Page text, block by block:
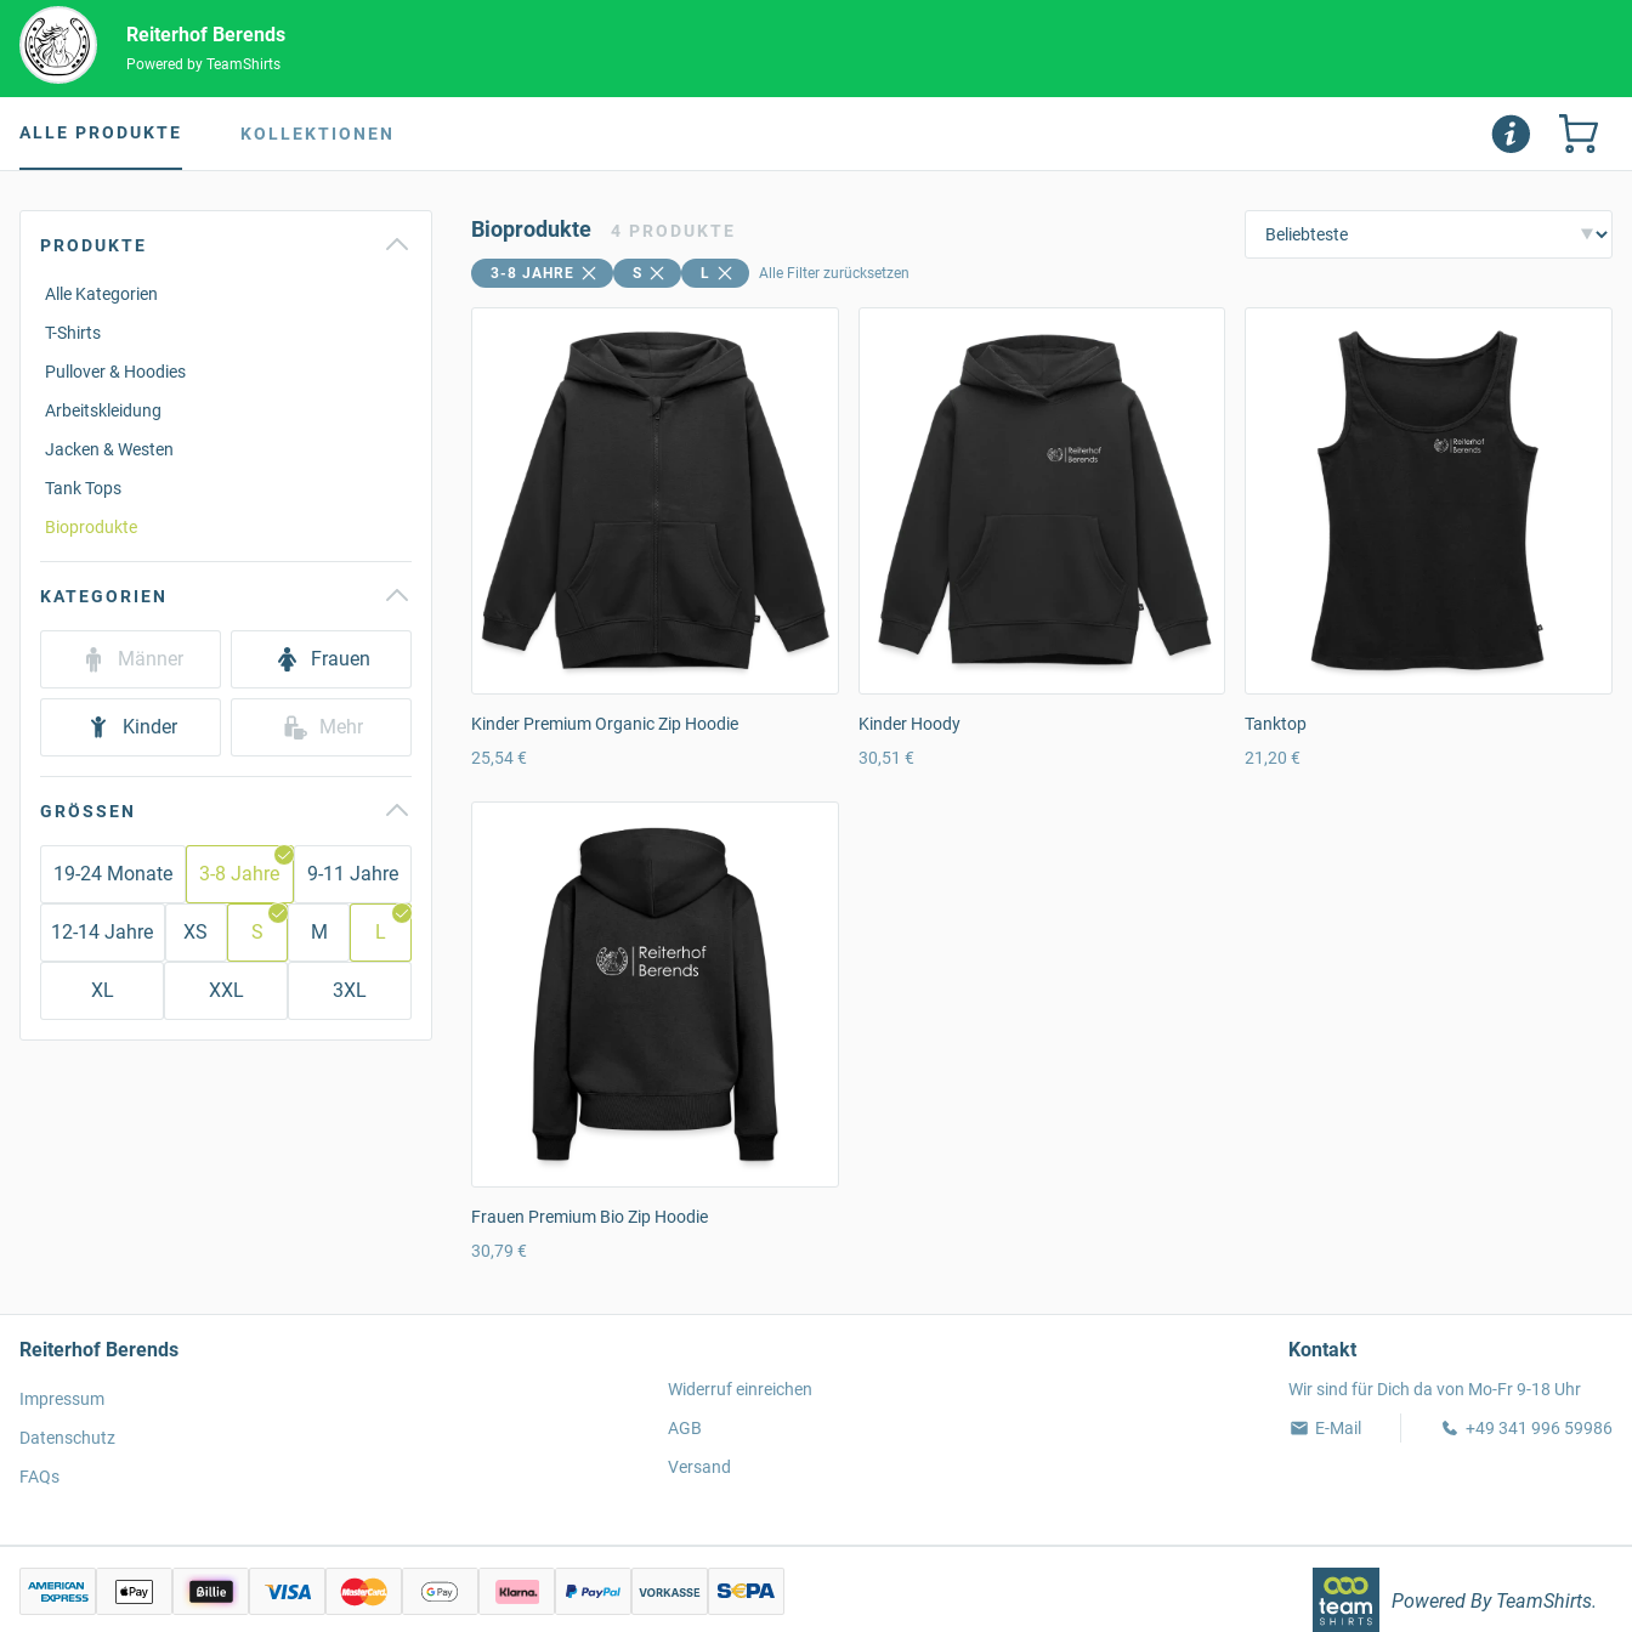
Reiterhof Berends
Powered by TeamShirts
ALLE PRODUKTE KOLLEKTIONEN
PRODUKTE
Alle Kategorien
T-Shirts
Pullover & Hoodies
Arbeitskleidung
Jacken & Westen
Tank Tops
Bioprodukte
KATEGORIEN
Männer Frauen
Kinder Mehr
GRÖSSEN
19-24 Monate 3-8 Jahre 9-11 Jahre
12-14 Jahre XS S M L
XL XXL 3XL
Bioprodukte 4 PRODUKTE
3-8 JAHRE S L Alle Filter zurücksetzen
Kinder Premium Organic Zip Hoodie
25,54 €
Kinder Hoody
30,51 €
Tanktop
21,20 €
Frauen Premium Bio Zip Hoodie
30,79 €
Reiterhof Berends
Impressum
Datenschutz
FAQs
Widerruf einreichen
AGB
Versand
Kontakt
Wir sind für Dich da von Mo-Fr 9-18 Uhr
E-Mail
+49 341 996 59986
Powered By TeamShirts.